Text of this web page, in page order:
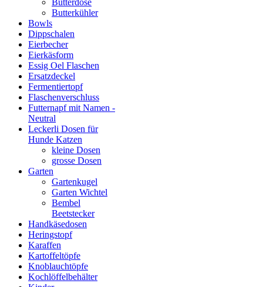
Butterdose
Butterkühler
Bowls
Dippschalen
Eierbecher
Eierkäsform
Essig Oel Flaschen
Ersatzdeckel
Fermentiertopf
Flaschenverschluss
Futternapf mit Namen -
Neutral
Leckerli Dosen für
Hunde Katzen
kleine Dosen
grosse Dosen
Garten
Gartenkugel
Garten Wichtel
Bembel
Beetstecker
Handkäsedosen
Heringstopf
Karaffen
Kartoffeltöpfe
Knoblauchtöpfe
Kochlöffelbehälter